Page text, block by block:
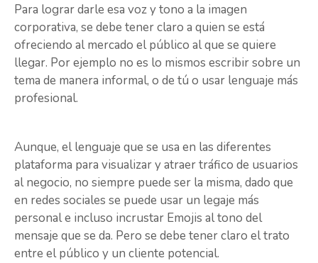
Para lograr darle esa voz y tono a la imagen
corporativa, se debe tener claro a quien se está
ofreciendo al mercado el público al que se quiere
llegar. Por ejemplo no es lo mismos escribir sobre un
tema de manera informal, o de tú o usar lenguaje más
profesional.
Aunque, el lenguaje que se usa en las diferentes
plataforma para visualizar y atraer tráfico de usuarios
al negocio, no siempre puede ser la misma, dado que
en redes sociales se puede usar un legaje más
personal e incluso incrustar Emojis al tono del
mensaje que se da. Pero se debe tener claro el trato
entre el público y un cliente potencial.